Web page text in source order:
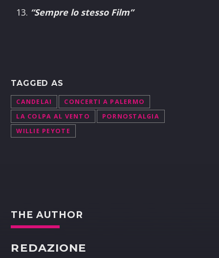
“Sempre lo stesso Film”
TAGGED AS
CANDELAI
CONCERTI A PALERMO
LA COLPA AL VENTO
PORNOSTALGIA
WILLIE PEYOTE
THE AUTHOR
REDAZIONE